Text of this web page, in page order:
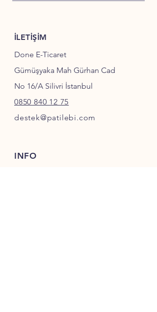
İLETİŞİM
Done E-Ticaret
Gümüşyaka Mah Gürhan Cad
No 16/A Silivri İstanbul
0850 840 12 75
destek@patilebi.com
INFO